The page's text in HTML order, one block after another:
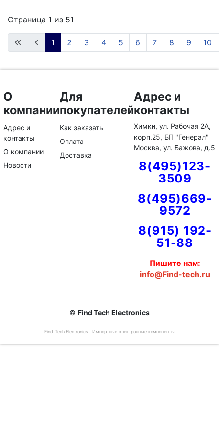
Страница 1 из 51
1 2 3 4 5 6 7 8 9 10
О
компании
Адрес и
контакты
О компании
Новости
Для
покупателей
Как заказать
Оплата
Доставка
Адрес и
контакты
Химки, ул. Рабочая 2А,
корп.25, БП "Генерал"
Москва, ул. Бажова, д.5
8(495)123-
3509
8(495)669-
9572
8(915) 192-
51-88
Пишите нам:
info@Find-tech.ru
© Find Tech Electronics
Find Tech Electronics | Импортные электронные компоненты